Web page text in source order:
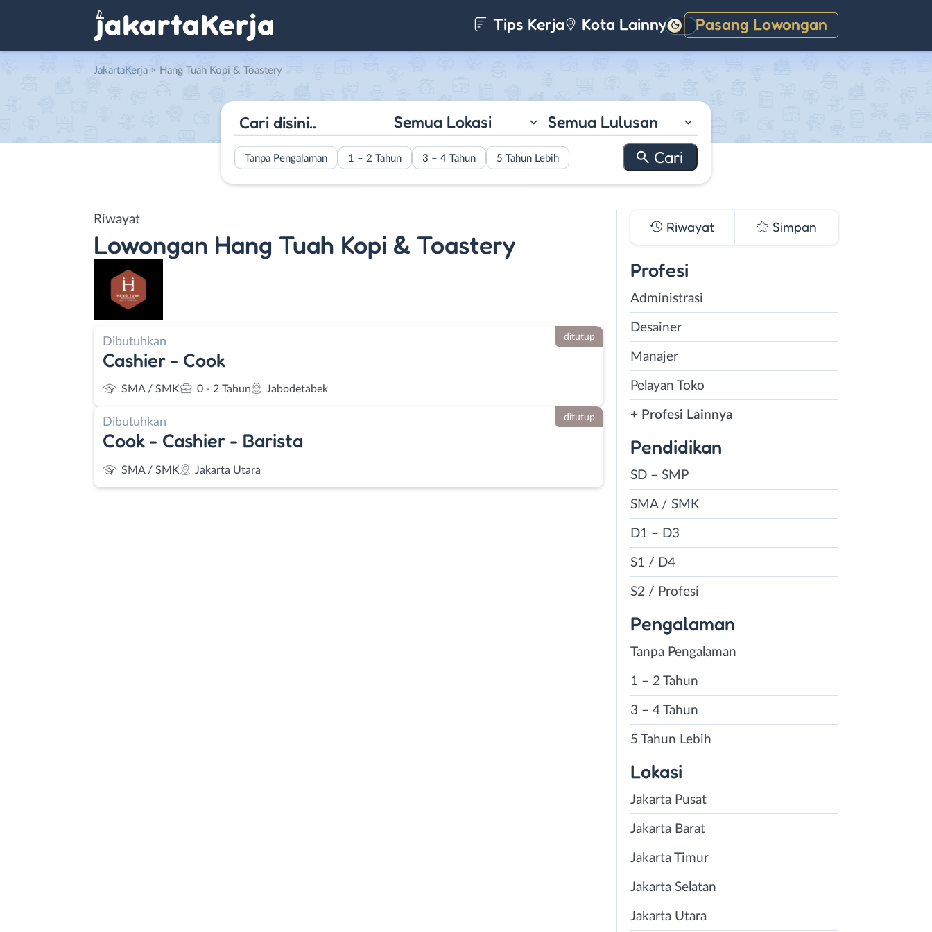
Tips Kerja Kota Lainnya Pasang Lowongan
Gelap
JakartaKerja > Hang Tuah Kopi & Toastery
Semua Lokasi Semua Lulusan
Tanpa Pengalaman 1 – 2 Tahun 3 – 4 Tahun 5 Tahun Lebih
Riwayat
Lowongan Hang Tuah Kopi & Toastery
Dibutuhkan
Cashier - Cook
SMA / SMK 0 - 2 Tahun Jabodetabek
ditutup
Dibutuhkan
Cook - Cashier - Barista
SMA / SMK Jakarta Utara
ditutup
Riwayat Simpan
Profesi
Administrasi
Desainer
Manajer
Pelayan Toko
+ Profesi Lainnya
Pendidikan
SD – SMP
SMA / SMK
D1 – D3
S1 / D4
S2 / Profesi
Pengalaman
Tanpa Pengalaman
1 – 2 Tahun
3 – 4 Tahun
5 Tahun Lebih
Lokasi
Jakarta Pusat
Jakarta Barat
Jakarta Timur
Jakarta Selatan
Jakarta Utara